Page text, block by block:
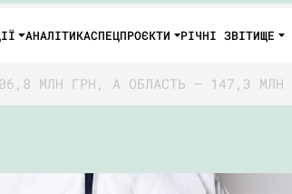
АНАЛІТИКАСПЕЦПРОЄКТИ РІЧНІ ЗВІТИЩЕ
МЛН ГРН, А ОБЛАСТЬ – 147,3 МЛН